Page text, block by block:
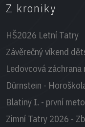
Z kroniky
HŠ2026 Letní Tatry
Závěrečný víkend
Ledovcová záchrana
Dürnstein -
Blatiny I. - první
Zimní Tatry 2026 -